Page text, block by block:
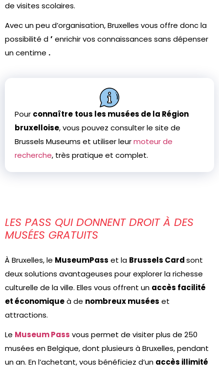
de visites scolaires.
Avec un peu d’organisation, Bruxelles vous offre donc la
possibilité d’ enrichir vos connaissances sans dépenser
un centime .
Pour connaître tous les musées de la Région
bruxelloise, vous pouvez consulter le site de
Brussels Museums et utiliser leurmoteur de
recherche, très pratique et complet.
LES PASS QUI DONNENT DROIT À DES
MUSÉES GRATUITS
À Bruxelles, le MuseumPass et la Brussels Cardsont
deux solutions avantageuses pour explorer la richesse
culturelle de la ville. Elles vous offrent un accès facilité
et économiqueà de nombreux musées et
attractions.
Le Museum Pass vous permet de visiter plus de 250
musées en Belgique, dont plusieurs à Bruxelles, pendant
un an. En l’achetant, vous bénéficiez d’un accès illimité